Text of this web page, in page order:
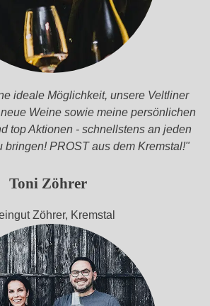
ideale Möglichkeit, unsere Veltliner
Weine sowie meine persönlichen
top Aktionen - schnellstens an jeden
bringen! PROST aus dem Kremstal!"
Toni Zöhrer
Zöhrer, Kremstal